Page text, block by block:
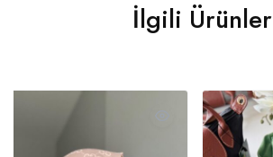
İlgili Ürünler